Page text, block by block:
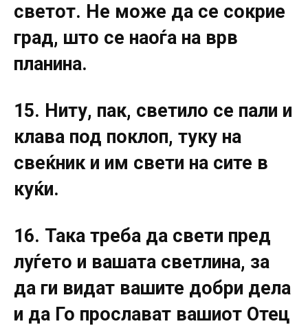
светот. Не може да се сокрие
град, што се наоѓа на врв
планина.
15. Ниту, пак, светило се пали и
клава под поклоп, туку на
свеќник и им свети на сите в
куќи.
16. Така треба да свети пред
луѓето и вашата светлина, за
да ги видат вашите добри дела
и да Го прослават вашиот Отец